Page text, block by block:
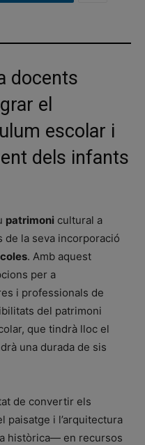
docents
el
escolar i
dels infants
patrimoni cultural a
de la seva incorporació
. Amb aquest
per a
i professionals de
del patrimoni
que tindrà lloc el
una durada de sis
de convertir els
i l’arquitectura
històrica— en recursos